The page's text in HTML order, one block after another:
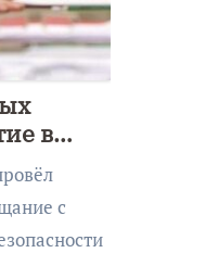
в
с